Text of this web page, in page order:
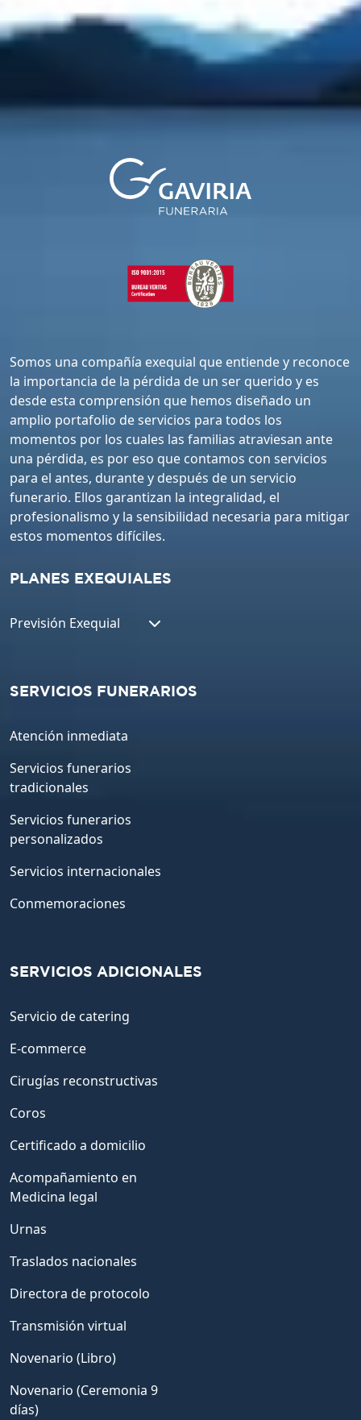
Somos una compañía exequial que entiende y reconoce
la importancia de la pérdida de un ser querido y es
desde esta comprensión que hemos diseñado un
amplio portafolio de servicios para todos los
momentos por los cuales las familias atraviesan ante
una pérdida, es por eso que contamos con servicios
para el antes, durante y después de un servicio
funerario. Ellos garantizan la integralidad, el
profesionalismo y la sensibilidad necesaria para mitigar
estos momentos difíciles.
PLANES EXEQUIALES
Previsión Exequial
SERVICIOS FUNERARIOS
Atención inmediata
Servicios funerarios
tradicionales
Servicios funerarios
personalizados
Servicios internacionales
Conmemoraciones
SERVICIOS ADICIONALES
Servicio de catering
E-commerce
Cirugías reconstructivas
Coros
Certificado a domicilio
Acompañamiento en
Medicina legal
Urnas
Traslados nacionales
Directora de protocolo
Transmisión virtual
Novenario (Libro)
Novenario (Ceremonia 9
días)